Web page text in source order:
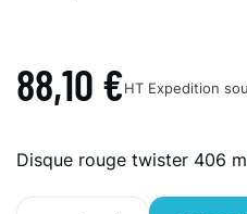
88,10 €HT Expedition
Disque rouge twister 406